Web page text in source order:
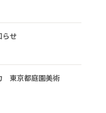
らせ
東京都庭園美術